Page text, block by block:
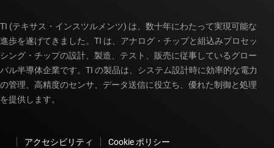
TI (テキサス・インスツルメンツ) は、数十年にわたって実現可能な
進歩を遂げてきました。TI は、アナログ・チップと組込みプロセッ
シング・チップの設計、製造、テスト、販売に従事しているグロー
バル半導体企業です。TI の製品は、システム設計時に効率的な電力
の管理、高精度のセンサ、データ送信に役立ち、優れた制御と処理
を提供します。
アクセシビリティ
Cookie ポリシー